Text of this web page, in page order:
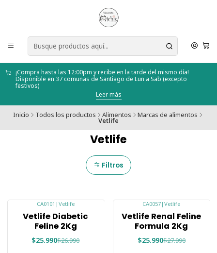
¡Compra hasta las 12:00pm y recibe en la tarde del mismo día!
Disponible en 37 comunas de Santiago de Lun a Sab (excepto
festivos)
Leer más
Inicio Todos los productos Alimentos Marcas de alimentos
Vetlife
Vetlife
Filtros
CA0101 | Vetlife
Vetlife Diabetic
Feline 2Kg
$25.990$26.990
CA0057 |Vetlife
Vetlife Renal Feline
Formula 2Kg
$25.990$27.990